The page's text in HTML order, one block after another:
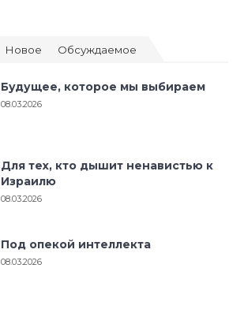
Новое Обсуждаемое
Будущее, которое мы выбираем
08.03.2026
Для тех, кто дышит ненавистью к
Израилю
08.03.2026
Под опекой интеллекта
08.03.2026